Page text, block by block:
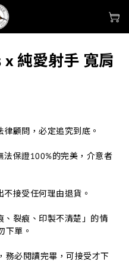
x 純愛射手 寬肩
顧問，必定追究到底。
法保證100%的完美，介意者
接受任何理由退貨。
、裂痕、印製不清楚」的情
下單。
務必閱讀完畢，可接受才下